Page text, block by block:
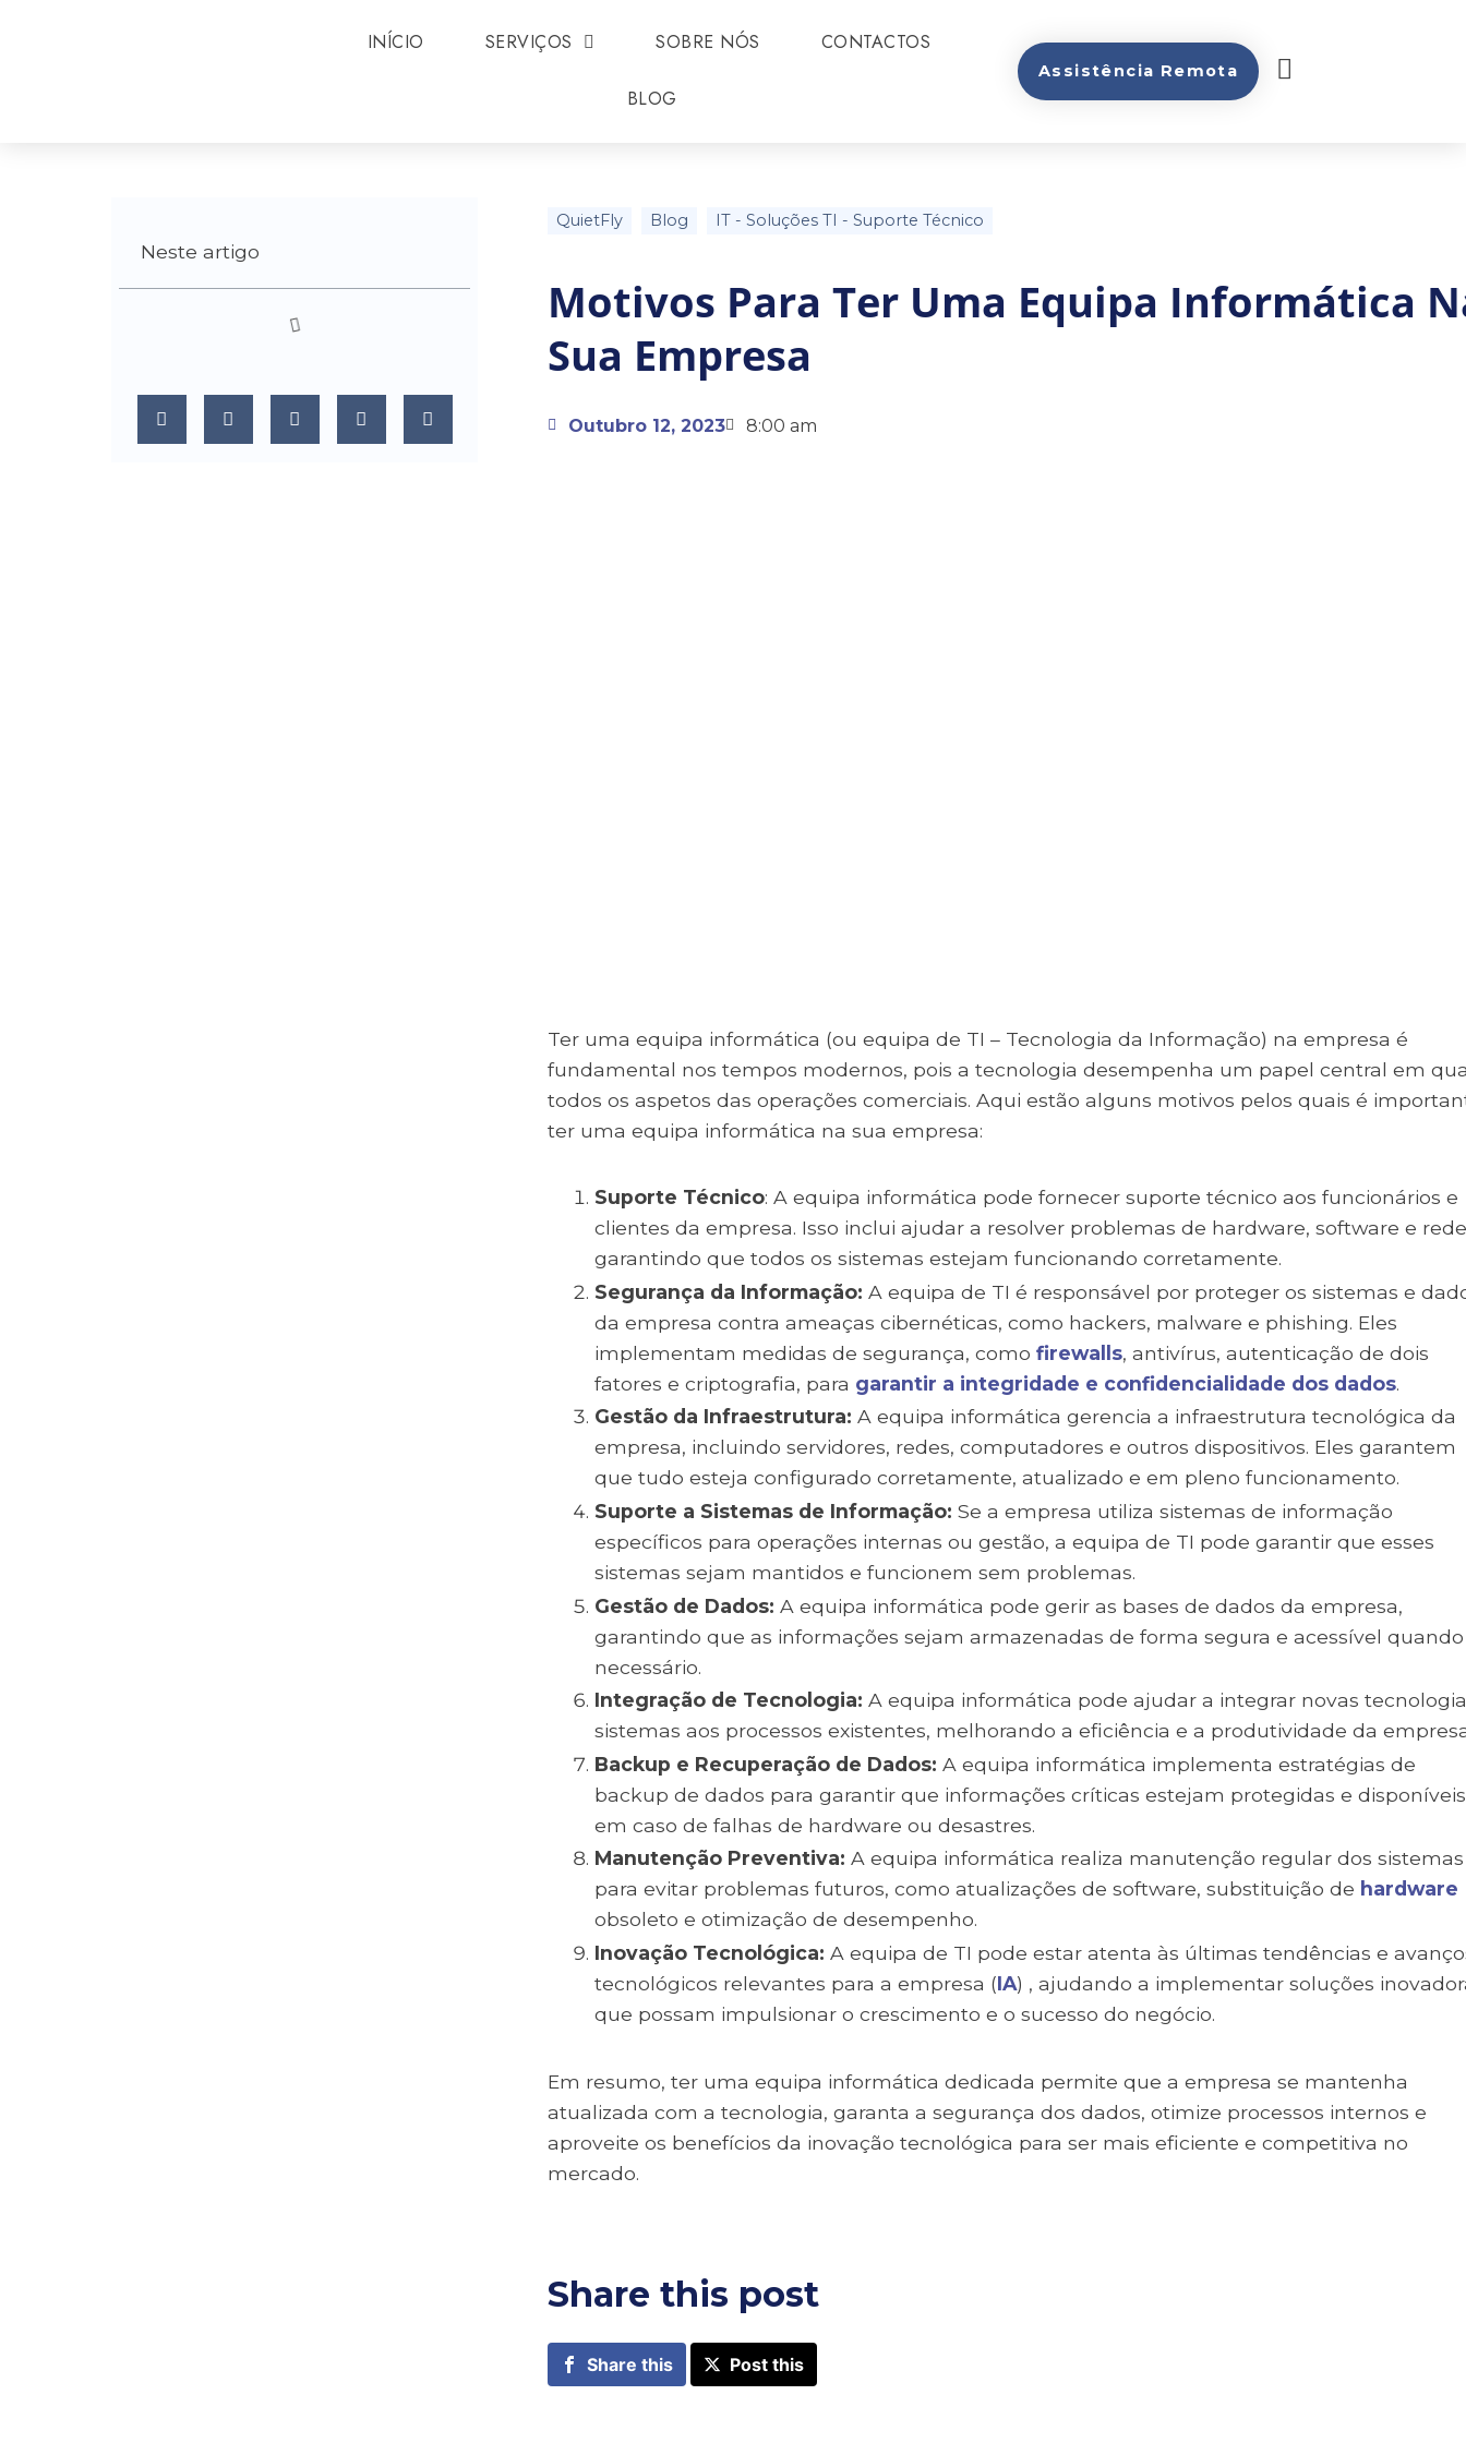
INÍCIO SERVIÇOS SOBRE NÓS CONTACTOS
BLOG
Assistência Remota
Neste artigo
QuietFly Blog IT -Soluções TI -Suporte Técnico
Motivos Para Ter Uma Equipa Informática
Sua Empresa
Outubro 12, 2023 8:00 am
Ter uma equipa informática (ou equipa de TI – Tecnologia da Informação) na empresa é
fundamental nos tempos modernos, pois a tecnologia desempenha um papel central em
todos os aspetos das operações comerciais. Aqui estão alguns motivos pelos quais é
ter uma equipa informática na sua empresa:
Suporte Técnico: A equipa informática pode fornecer suporte técnico aos funcionários e
clientes da empresa. Isso inclui ajudar a resolver problemas de hardware, software e
garantindo que todos os sistemas estejam funcionando corretamente.
Segurança da Informação: A equipa de TI é responsável por proteger os sistemas e
da empresa contra ameaças cibernéticas, como hackers, malware e phishing. Eles
implementam medidas de segurança, comofirewalls, antivírus, autenticação de dois
fatores e criptografia, para garantir a integridade e confidencialidade dos dados.
Gestão da Infraestrutura: A equipa informática gerencia a infraestrutura tecnológica da
empresa, incluindo servidores, redes, computadores e outros dispositivos. Eles garantem
que tudo esteja configurado corretamente, atualizado e em pleno funcionamento.
Suporte a Sistemas de Informação: Se a empresa utiliza sistemas de informação
específicos para operações internas ou gestão, a equipa de TI pode garantir que esses
sistemas sejam mantidos e funcionem sem problemas.
Gestão de Dados: A equipa informática pode gerir as bases de dados da empresa,
garantindo que as informações sejam armazenadas de forma segura e acessível quando
necessário.
Integração de Tecnologia: A equipa informática pode ajudar a integrar novas
sistemas aos processos existentes, melhorando a eficiência e a produtividade da
Backup e Recuperação de Dados: A equipa informática implementa estratégias de
backup de dados para garantir que informações críticas estejam protegidas e disponíveis
em caso de falhas de hardware ou desastres.
Manutenção Preventiva: A equipa informática realiza manutenção regular dos sistemas
para evitar problemas futuros, como atualizações de software, substituição de hardware
obsoleto e otimização de desempenho.
Inovação Tecnológica: A equipa de TI pode estar atenta às últimas tendências e
tecnológicos relevantes para a empresa (IA) , ajudando a implementar soluções
que possam impulsionar o crescimento e o sucesso do negócio.
Em resumo, ter uma equipa informática dedicada permite que a empresa se mantenha
atualizada com a tecnologia, garanta a segurança dos dados, otimize processos internos e
aproveite os benefícios da inovação tecnológica para ser mais eficiente e competitiva no
mercado.
Share this post
Share this Post this